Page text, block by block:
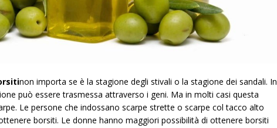
non importa se è la stagione degli stivali o la stagione dei sandali. In
può essere trasmessa attraverso i geni. Ma in molti casi questa
Le persone che indossano scarpe strette o scarpe col tacco alto
borsiti. Le donne hanno maggiori possibilità di ottenere borsiti